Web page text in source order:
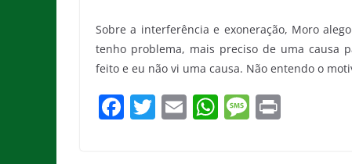
Sobre a interferência e exoneração, Moro
tenho problema, mais preciso de uma causa
feito e eu não vi uma causa. Não entendo o
F T E W M